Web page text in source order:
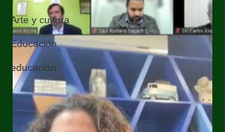
Arte y cultura
Educación
educación